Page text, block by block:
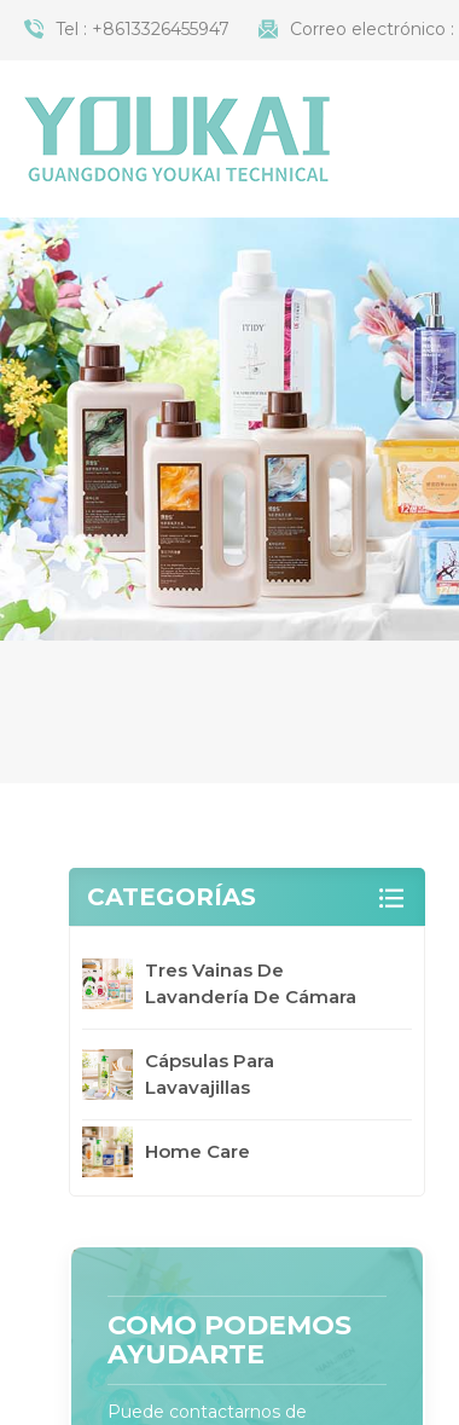
Tel : +8613326455947 Correo electrónico :
CATEGORÍAS
Tres Vainas De
Lavandería De Cámara
Cápsulas Para
Lavavajillas
Home Care
COMO PODEMOS
AYUDARTE
Puede contactarnos de